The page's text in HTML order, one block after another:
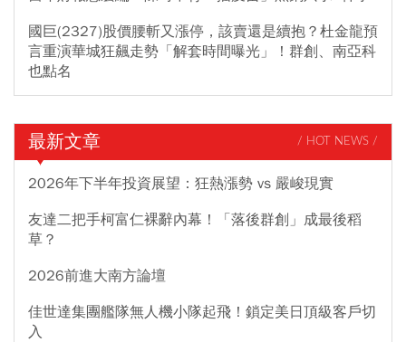
國巨(2327)股價腰斬又漲停，該賣還是續抱？杜金龍預
言重演華城狂飆走勢「解套時間曝光」！群創、南亞科
也點名
最新文章 / HOT NEWS /
2026年下半年投資展望：狂熱漲勢 vs 嚴峻現實
友達二把手柯富仁裸辭內幕！「落後群創」成最後稻
草？
2026前進大南方論壇
佳世達集團艦隊無人機小隊起飛！鎖定美日頂級客戶切
入